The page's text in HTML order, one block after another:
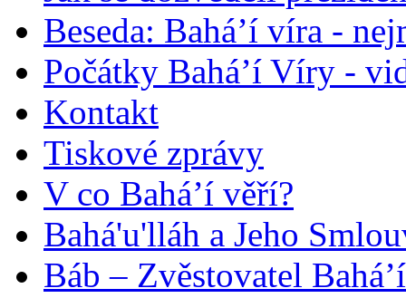
Beseda: Bahá’í víra -
Počátky Bahá’í Víry -
Kontakt
Tiskové zprávy
V co Bahá’í věří?
Bahá'u'lláh a Jeho
Báb – Zvěstovatel